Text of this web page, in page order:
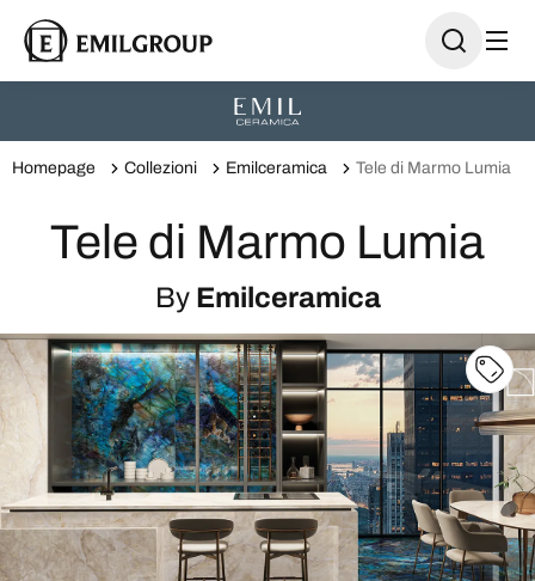
Homepage Collezioni Emilceramica Tele di Marmo Lumia
Tele di Marmo Lumia
By Emilceramica